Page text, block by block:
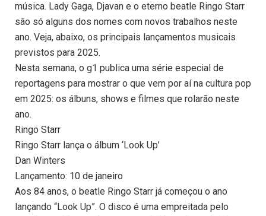
música. Lady Gaga, Djavan e o eterno beatle Ringo Starr
são só alguns dos nomes com novos trabalhos neste
ano. Veja, abaixo, os principais lançamentos musicais
previstos para 2025.
Nesta semana, o g1 publica uma série especial de
reportagens para mostrar o que vem por aí na cultura pop
em 2025: os álbuns, shows e filmes que rolarão neste
ano.
Ringo Starr
Ringo Starr lança o álbum ‘Look Up’
Dan Winters
Lançamento: 10 de janeiro
Aos 84 anos, o beatle Ringo Starr já começou o ano
lançando “Look Up”. O disco é uma empreitada pelo